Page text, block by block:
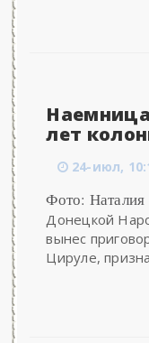
лет
24-июл,
Фото: Наталия
Донецкой
вынес
Цируле,